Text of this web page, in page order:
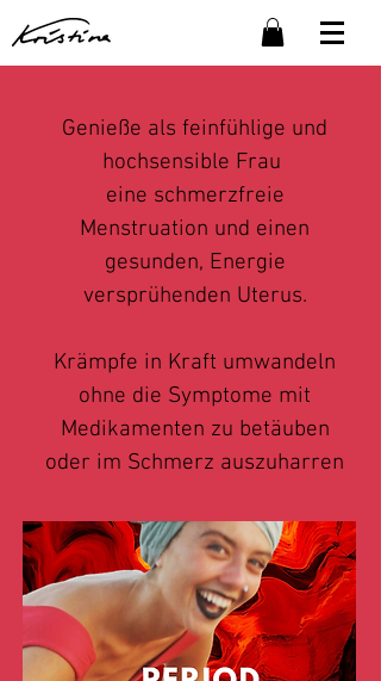
Genieße als feinfühlige und
hochsensible Frau
eine schmerzfreie
Menstruation und einen
gesunden, Energie
versprühenden Uterus.
Krämpfe in Kraft umwandeln
ohne die Symptome mit
Medikamenten zu betäuben
oder im Schmerz auszuharren